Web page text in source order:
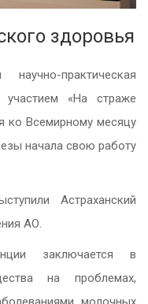
здоровья
практическая
«На страже
ко Всемирному месяцу
начала свою работу
Астраханский
АО.
заключается в
на проблемах,